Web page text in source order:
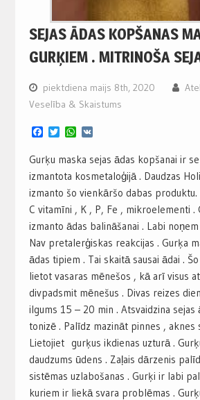
SEJAS ĀDAS KOPŠANAS
GURĶIEM . MITRINOŠA
piektdiena maijs 8th, 2020
Veselība & Skaistums
Facebook
TwitterWhatsApp
VK
Gurķu maska sejas ādas kopšanai ir
izmantota kosmetaloģijā . Daudzas
izmanto šo vienkāršo dabas produktu.
C vitamīni , K , P, Fe , mikroelementi .
izmanto ādas balināšanai . Labi
Nav pretalerģiskas reakcijas . Gurķa
ādas tipiem . Tai skaitā sausai ādai .
lietot vasaras mēnešos , kā arī visus
divpadsmit mēnešus . Divas reizes
ilgums 15 – 20 min . Atsvaidzina sejas
tonizē . Palīdz mazināt pinnes , aknes
Lietojiet gurķus ikdienas uzturā .
daudzums ūdens . Zaļais dārzenis
sistēmas uzlabošanas . Gurķi ir labi
kuriem ir liekā svara problēmas .